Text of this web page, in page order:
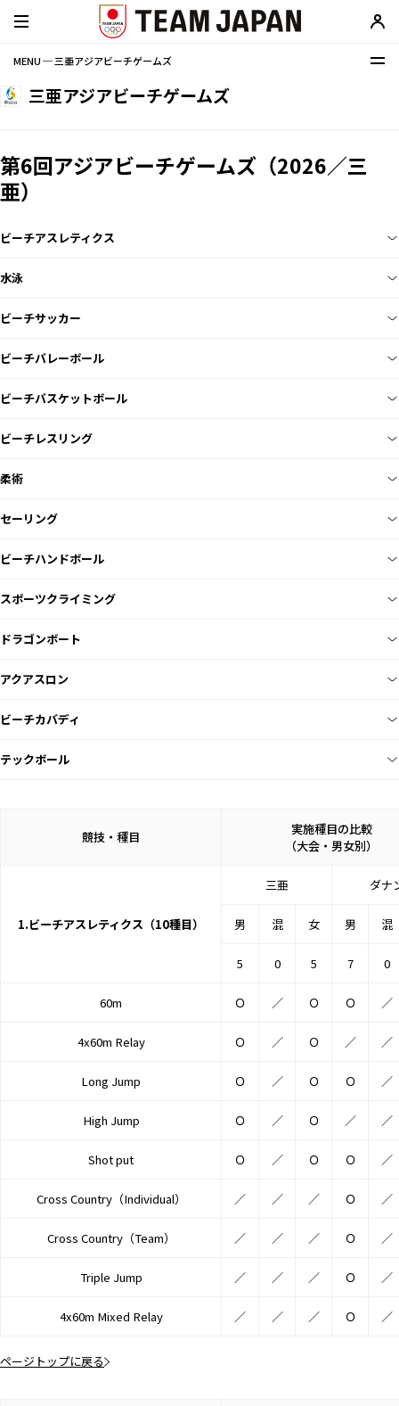
MENU ─ 三亜アジアビーチゲームズ
三亜アジアビーチゲームズ
第6回アジアビーチゲームズ（2026／三
亜）
ビーチアスレティクス
水泳
ビーチサッカー
ビーチバレーボール
ビーチバスケットボール
ビーチレスリング
柔術
セーリング
ビーチハンドボール
スポーツクライミング
ドラゴンボート
アクアスロン
ビーチカバディ
テックボール
競技・種目
実施種目の比較
（大会・男女別）
1.ビーチアスレティクス（10種目）
三亜 ダナ
男 混 女 男 混
5 0 5 7 0
60m Ｏ ／ Ｏ Ｏ ／
4x60m Relay Ｏ ／ Ｏ ／ ／
Long Jump Ｏ ／ Ｏ Ｏ ／
High Jump Ｏ ／ Ｏ ／ ／
Shot put Ｏ ／ Ｏ Ｏ ／
Cross Country（Individual） ／ ／ ／ Ｏ ／
Cross Country（Team） ／ ／ ／ Ｏ ／
Triple Jump ／ ／ ／ Ｏ ／
4x60m Mixed Relay ／ ／ ／ Ｏ ／
ページトップに戻る